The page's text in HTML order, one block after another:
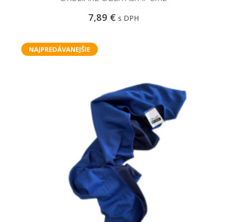
7,89 € s DPH
NAJPREDÁVANEJŠIE